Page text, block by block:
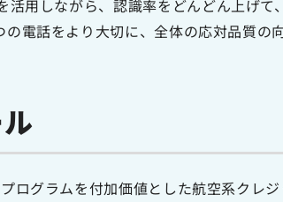
用しながら、認識率をどんどん上げて
電話をより大切に、全体の応対品質の
ログラムを付加価値とした航空系クレ